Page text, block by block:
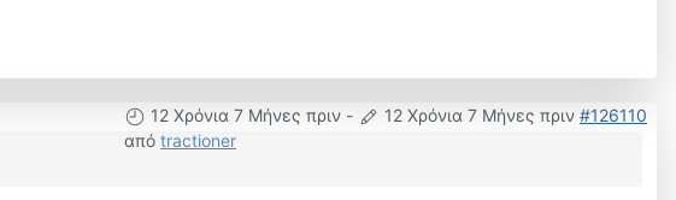
12 Χρόνια 7 Μήνες πριν - 12 Χρόνια 7 Μήνες πριν #126110
από tractioner